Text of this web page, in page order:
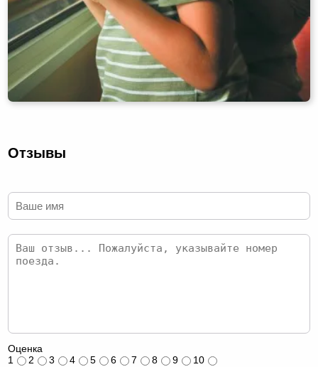
Отзывы
Оценка
1
2 3 4 5 6 7 8 9 10